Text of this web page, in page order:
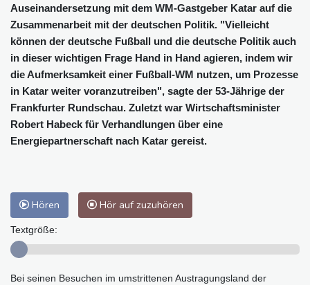
Auseinandersetzung mit dem WM-Gastgeber Katar auf die
Zusammenarbeit mit der deutschen Politik. "Vielleicht
können der deutsche Fußball und die deutsche Politik auch
in dieser wichtigen Frage Hand in Hand agieren, indem wir
die Aufmerksamkeit einer Fußball-WM nutzen, um Prozesse
in Katar weiter voranzutreiben", sagte der 53-Jährige der
Frankfurter Rundschau. Zuletzt war Wirtschaftsminister
Robert Habeck für Verhandlungen über eine
Energiepartnerschaft nach Katar gereist.
Hören Hör auf zuzuhören
Textgröße:
Bei seinen Besuchen im umstrittenen Austragungsland der